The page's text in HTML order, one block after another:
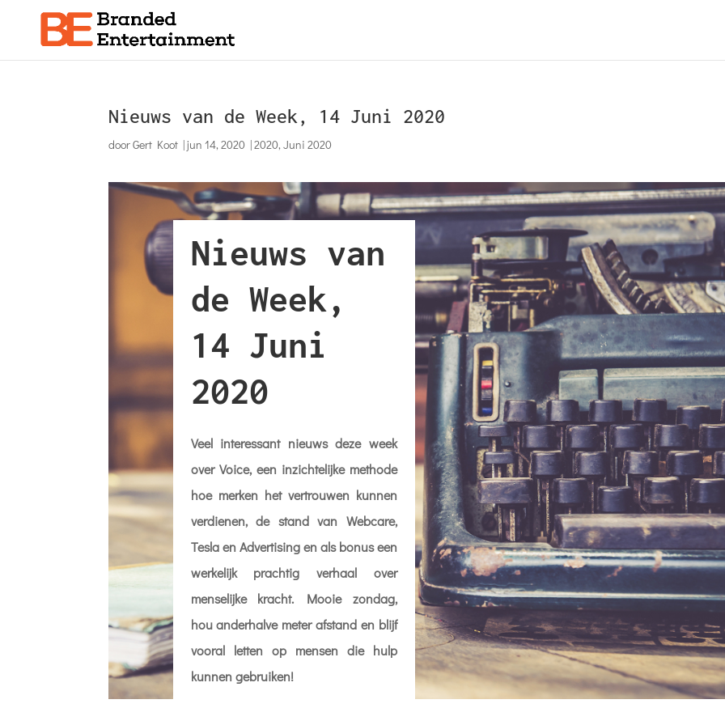
Nieuws van de Week, 14 Juni 2020
doorGert Koot |jun 14, 2020 |2020,Juni 2020
Nieuws van
de Week,
14 Juni
2020
Veel interessant nieuws deze week
over Voice, een inzichtelijke methode
hoe merken het vertrouwen kunnen
verdienen, de stand van Webcare,
Tesla en Advertising en als bonus een
werkelijk prachtig verhaal over
menselijke kracht. Mooie zondag,
hou anderhalve meter afstand en blijf
vooral letten op mensen die hulp
kunnen gebruiken!